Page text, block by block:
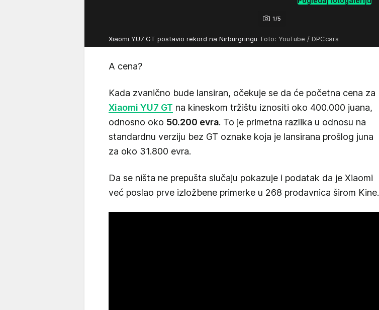
1/5
Xiaomi YU7 GT postavio rekord na Nirburgringu Foto: YouTube / DPCcars
A cena?
Kada zvanično bude lansiran, očekuje se da će početna cena za
Xiaomi YU7 GT na kineskom tržištu iznositi oko 400.000 juana,
odnosno oko 50.200 evra. To je primetna razlika u odnosu na
standardnu verziju bez GT oznake koja je lansirana prošlog juna
za oko 31.800 evra.
Da se ništa ne prepušta slučaju pokazuje i podatak da je Xiaomi
već poslao prve izložbene primerke u 268 prodavnica širom Kine.